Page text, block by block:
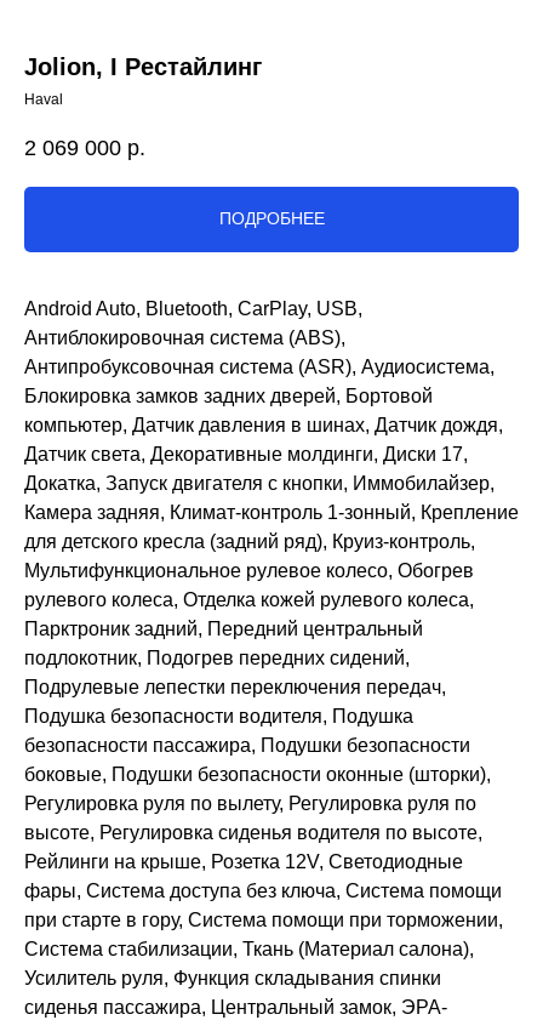
Jolion, I Рестайлинг
Haval
2 069 000 р.
ПОДРОБНЕЕ
Android Auto, Bluetooth, CarPlay, USB,
Антиблокировочная система (ABS),
Антипробуксовочная система (ASR), Аудиосистема,
Блокировка замков задних дверей, Бортовой
компьютер, Датчик давления в шинах, Датчик дождя,
Датчик света, Декоративные молдинги, Диски 17,
Докатка, Запуск двигателя с кнопки, Иммобилайзер,
Камера задняя, Климат-контроль 1-зонный, Крепление
для детского кресла (задний ряд), Круиз-контроль,
Мультифункциональное рулевое колесо, Обогрев
рулевого колеса, Отделка кожей рулевого колеса,
Парктроник задний, Передний центральный
подлокотник, Подогрев передних сидений,
Подрулевые лепестки переключения передач,
Подушка безопасности водителя, Подушка
безопасности пассажира, Подушки безопасности
боковые, Подушки безопасности оконные (шторки),
Регулировка руля по вылету, Регулировка руля по
высоте, Регулировка сиденья водителя по высоте,
Рейлинги на крыше, Розетка 12V, Светодиодные
фары, Система доступа без ключа, Система помощи
при старте в гору, Система помощи при торможении,
Система стабилизации, Ткань (Материал салона),
Усилитель руля, Функция складывания спинки
сиденья пассажира, Центральный замок, ЭРА-